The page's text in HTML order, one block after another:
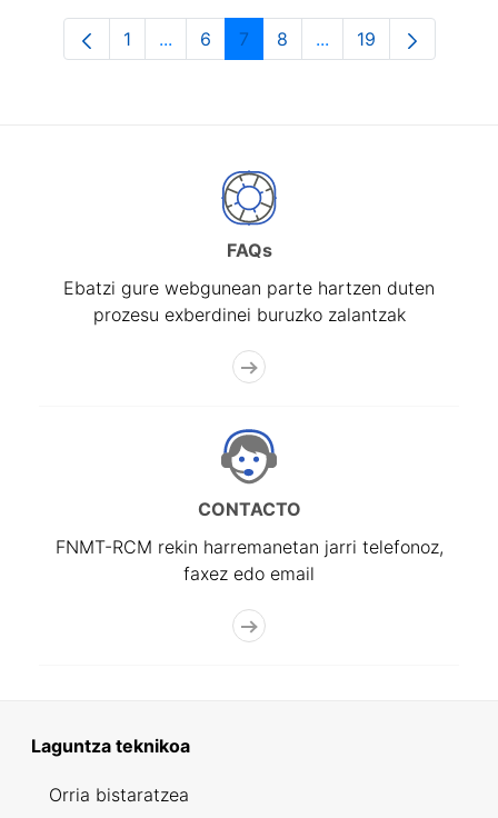
Orrialdea
1 ...Intermediate Pages Use TAB to
Orrialdea
6 Orrialdea
7 Orrialdea
8 ...Intermediate Pages
Orrialdea
19
FAQs
Ebatzi gure webgunean parte hartzen duten
prozesu exberdinei buruzko zalantzak
CONTACTO
FNMT-RCM rekin harremanetan jarri telefonoz,
faxez edo email
Laguntza teknikoa
Orria bistaratzea